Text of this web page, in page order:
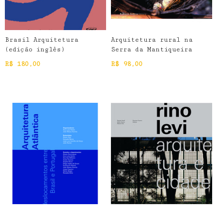
Brasil Arquitetura
(edição inglês)
R$ 180,00
Arquitetura rural na
Serra da Mantiqueira
R$
98,00